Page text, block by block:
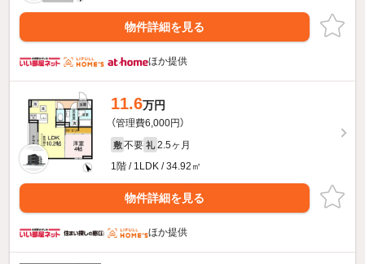
物件詳細を見る
ほか提供
11.6万円
（管理費6,000円）
敷 不要 礼 2.5ヶ月
1階 / 1LDK / 34.92㎡
物件詳細を見る
ほか提供